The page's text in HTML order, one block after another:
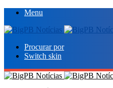
Menu
Procurar por
Switch skin